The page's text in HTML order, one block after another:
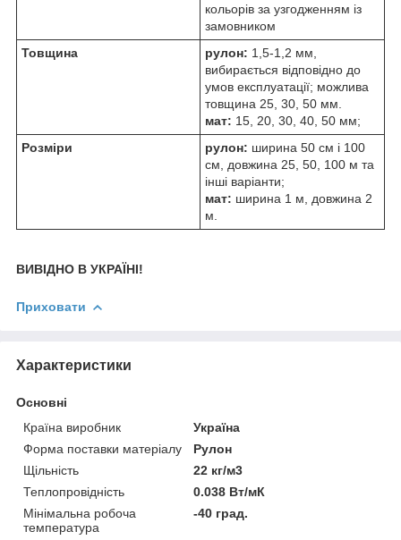
кольорів за узгодженням із
замовником
Товщина
рулон: 1,5-1,2 мм,
вибирається відповідно до
умов експлуатації; можлива
товщина 25, 30, 50 мм.
мат: 15, 20, 30, 40, 50 мм;
Розміри
рулон: ширина 50 см і 100
см, довжина 25, 50, 100 м та
інші варіанти;
мат: ширина 1 м, довжина 2
м.
ВИВІДНО В УКРАЇНІ!
Приховати
Характеристики
Основні
Країна виробник
Україна
Форма поставки матеріалу
Рулон
Щільність
22 кг/м3
Теплопровідність
0.038 Вт/мК
Мінімальна робоча
температура
-40 град.